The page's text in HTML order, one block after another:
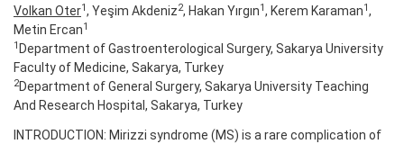
Volkan Oter1, Yeşim Akdeniz2, Hakan Yırgın1, Kerem Karaman1,
Metin Ercan1
1 Department of Gastroenterological Surgery, Sakarya University
Faculty of Medicine, Sakarya, Turkey
2Department of General Surgery, Sakarya University Teaching
And Research Hospital, Sakarya, Turkey
INTRODUCTION: Mirizzi syndrome (MS) is a rare complication of